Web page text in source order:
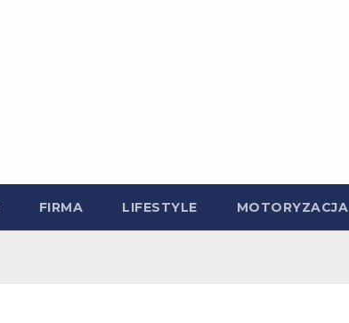
FIRMA LIFESTYLE MOTORYZACJA